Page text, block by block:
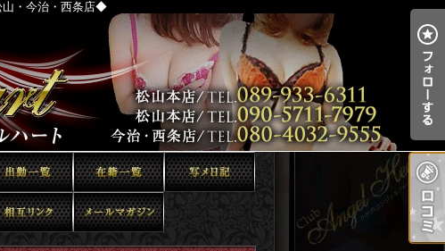
山・今治・西条店◆